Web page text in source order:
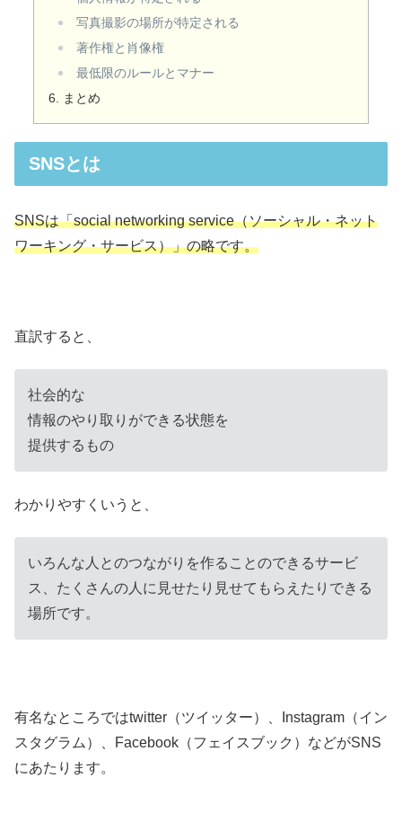
写真撮影の場所が特定される
著作権と肖像権
最低限のルールとマナー
まとめ
SNSとは
SNSは「social networking service（ソーシャル・ネット
ワーキング・サービス）」の略です。
直訳すると、
社会的な
情報のやり取りができる状態を
提供するもの
わかりやすくいうと、
いろんな人とのつながりを作ることのできるサービ
ス、たくさんの人に見せたり見せてもらえたりできる
場所です。
有名なところではtwitter（ツイッター）、Instagram（イン
スタグラム）、Facebook（フェイスブック）などがSNS
にあたります。